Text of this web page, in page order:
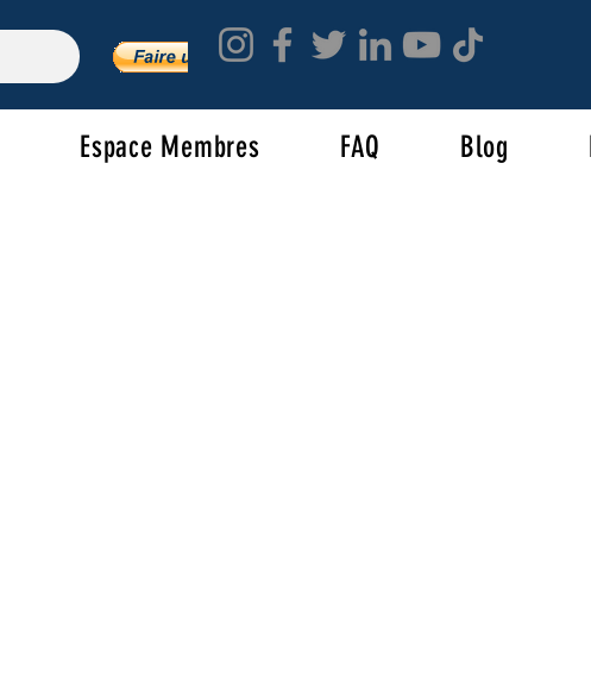
Espace Membres FAQ Blog